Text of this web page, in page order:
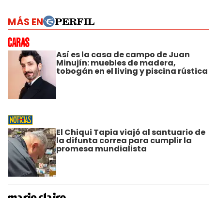
MÁS EN
Así es la casa de campo de Juan
Minujín: muebles de madera,
tobogán en el living y piscina rústica
El Chiqui Tapia viajó al santuario de
la difunta correa para cumplir la
promesa mundialista